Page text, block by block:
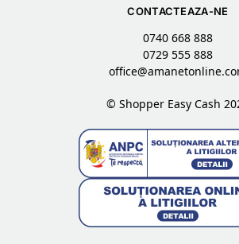
CONTACTEAZA-NE
0740 668 888
0729 555 888
© Shopper Easy Cash